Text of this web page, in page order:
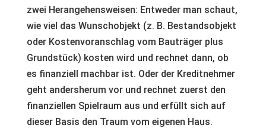
zwei Herangehensweisen: Entweder man schaut,
wie viel das Wunschobjekt (z. B. Bestandsobjekt
oder Kostenvoranschlag vom Bauträger plus
Grundstück) kosten wird und rechnet dann, ob
es finanziell machbar ist. Oder der Kreditnehmer
geht andersherum vor und rechnet zuerst den
finanziellen Spielraum aus und erfüllt sich auf
dieser Basis den Traum vom eigenen Haus.